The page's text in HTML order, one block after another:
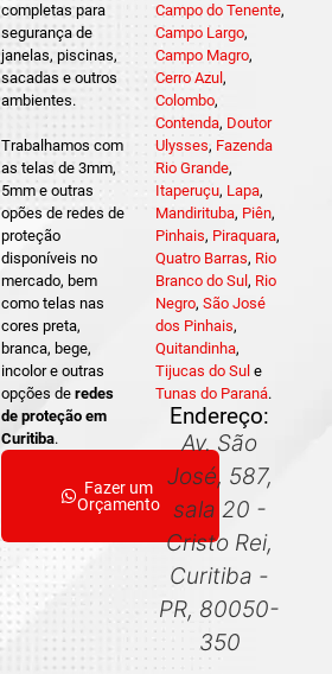
completas para
segurança de
janelas, piscinas,
sacadas e outros
ambientes.
Trabalhamos com
as telas de 3mm,
5mm e outras
opões de redes de
proteção
disponíveis no
mercado, bem
como telas nas
cores preta,
branca, bege,
incolor e outras
opções deredes
de proteção em
Curitiba.
Fazer um
Orçamento
Campo do Tenente,
Campo Largo,
Campo Magro,
Cerro Azul ,
Colombo,
Contenda, Doutor
Ulysses, Fazenda
Rio Grande,
Itaperuçu, Lapa,
Mandirituba, Piên,
Pinhais, Piraquara,
Quatro Barras, Rio
Branco do Sul , Rio
Negro, São José
dos Pinhais,
Quitandinha,
Tijucas do Sul e
Tunas do Paraná.
Endereço:
Av. São
José, 587,
sala 20 -
Cristo Rei,
Curitiba -
PR, 80050-
350